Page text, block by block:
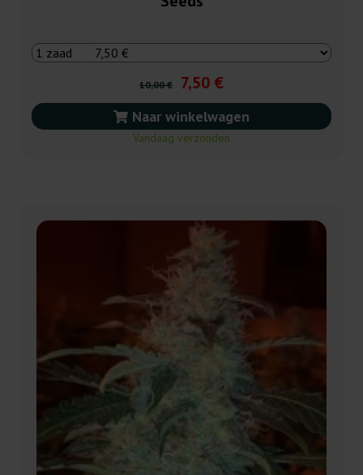
10,00 € 7,50 €
Naar winkelwagen
Vandaag verzonden